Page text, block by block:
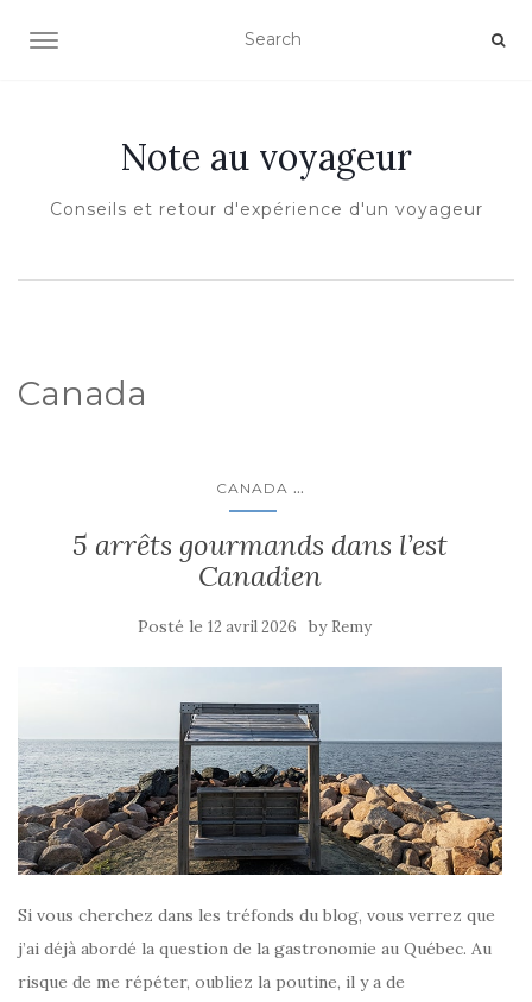
OUVRIR/FERMER LA NAVIGATION
Note au voyageur
Conseils et retour d'expérience d'un voyageur
Canada
CANADA ...
5 arrêts gourmands dans l’est
Canadien
Posté le 12 avril 2026 by Remy
Si vous cherchez dans les tréfonds du blog, vous verrez que
j’ai déjà abordé la question de la gastronomie au Québec. Au
risque de me répéter, oubliez la poutine, il y a de